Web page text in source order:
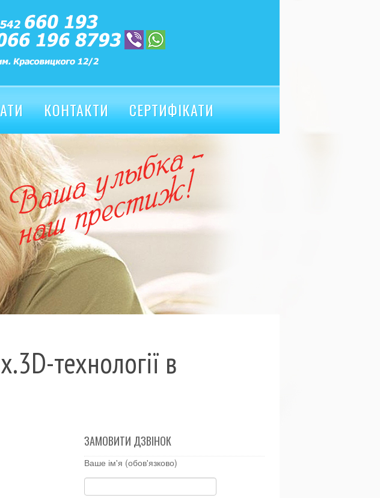
КОНТАКТИ
СЕРТИФІКАТИ
технології в
ЗАМОВИТИ ДЗВІНОК
Ваше ім'я (обов'язково)